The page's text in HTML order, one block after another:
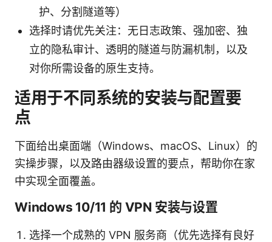
护、分割隧道等）
选择时请优先关注：无日志政策、强加密、独
立的隐私审计、透明的隧道与防漏机制，以及
对你所需设备的原生支持。
适用于不同系统的安装与配置要
点
下面给出桌面端（Windows、macOS、Linux）的
实操步骤，以及路由器级设置的要点，帮助你在家
中实现全面覆盖。
Windows 10/11 的 VPN 安装与设置
选择一个成熟的 VPN 服务商（优先选择有良好